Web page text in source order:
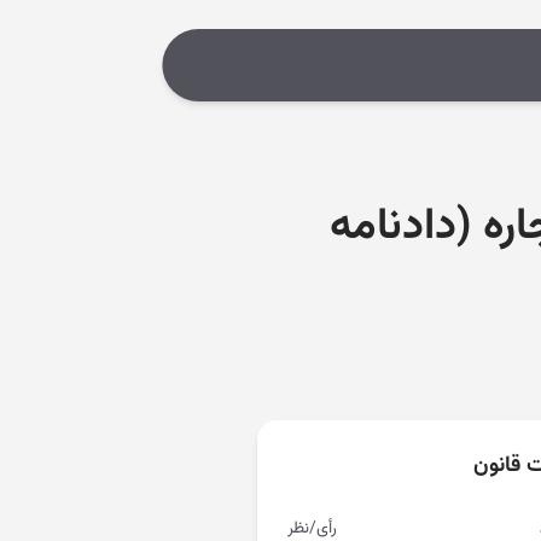
(دادنامه
قانون
رأی/نظر